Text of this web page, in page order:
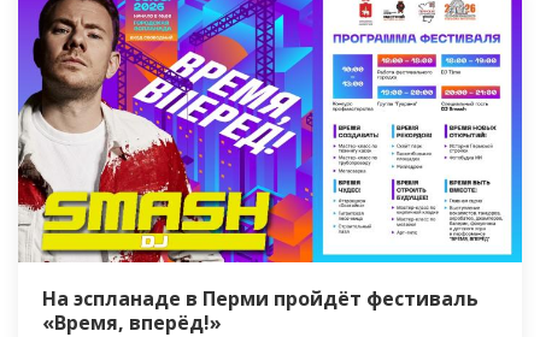
На эспланаде в Перми пройдёт фестиваль
«Время, вперёд!»